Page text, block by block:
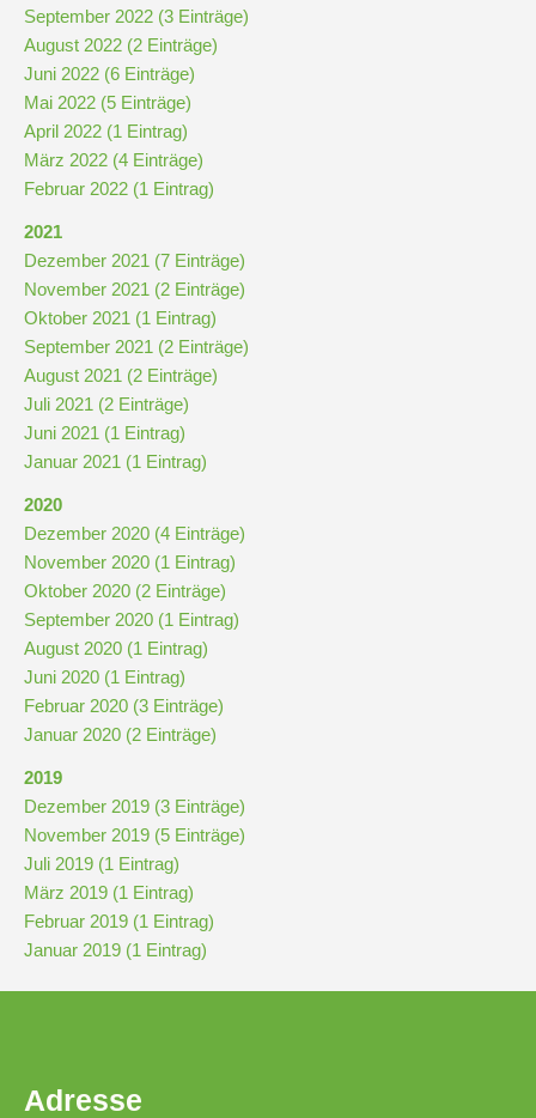
September 2022 (3 Einträge)
August 2022 (2 Einträge)
Juni 2022 (6 Einträge)
Mai 2022 (5 Einträge)
April 2022 (1 Eintrag)
März 2022 (4 Einträge)
Februar 2022 (1 Eintrag)
2021
Dezember 2021 (7 Einträge)
November 2021 (2 Einträge)
Oktober 2021 (1 Eintrag)
September 2021 (2 Einträge)
August 2021 (2 Einträge)
Juli 2021 (2 Einträge)
Juni 2021 (1 Eintrag)
Januar 2021 (1 Eintrag)
2020
Dezember 2020 (4 Einträge)
November 2020 (1 Eintrag)
Oktober 2020 (2 Einträge)
September 2020 (1 Eintrag)
August 2020 (1 Eintrag)
Juni 2020 (1 Eintrag)
Februar 2020 (3 Einträge)
Januar 2020 (2 Einträge)
2019
Dezember 2019 (3 Einträge)
November 2019 (5 Einträge)
Juli 2019 (1 Eintrag)
März 2019 (1 Eintrag)
Februar 2019 (1 Eintrag)
Januar 2019 (1 Eintrag)
Adresse